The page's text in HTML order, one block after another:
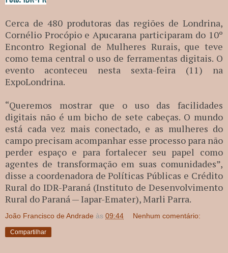
Cerca de 480 produtoras das regiões de Londrina,
Cornélio Procópio e Apucarana participaram do 10º
Encontro Regional de Mulheres Rurais, que teve
como tema central o uso de ferramentas digitais. O
evento aconteceu nesta sexta-feira (11) na
ExpoLondrina.
“Queremos mostrar que o uso das facilidades
digitais não é um bicho de sete cabeças. O mundo
está cada vez mais conectado, e as mulheres do
campo precisam acompanhar esse processo para não
perder espaço e para fortalecer seu papel como
agentes de transformação em suas comunidades”,
disse a coordenadora de Políticas Públicas e Crédito
Rural do IDR-Paraná (Instituto de Desenvolvimento
Rural do Paraná — Iapar-Emater), Marli Parra.
João Francisco de Andrade às 09:44 Nenhum comentário:
Compartilhar